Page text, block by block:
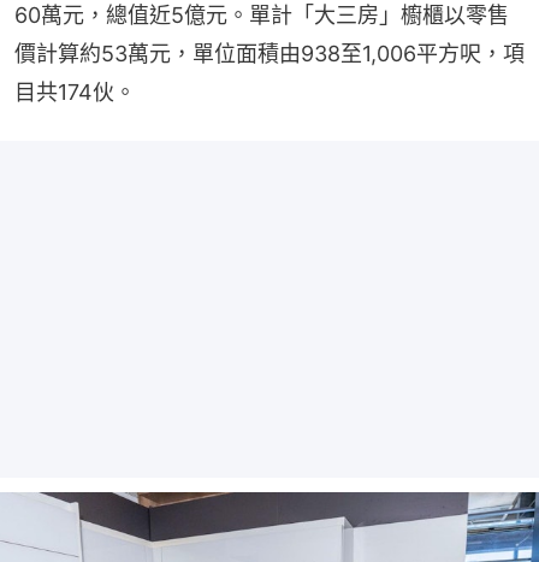
60萬元，總值近5億元。單計「大三房」櫥櫃以零售
價計算約53萬元，單位面積由938至1,006平方呎，項
目共174伙。